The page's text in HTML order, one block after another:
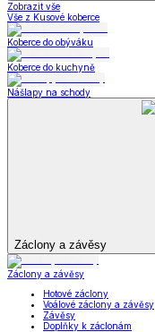
Zobrazit vše
Vše z Kusové koberce
Koberce do obýváku
Koberce do kuchyně
Nášlapy na schody
Záclony a závěsy
Záclony a závěsy
Hotové záclony
Voálové záclony a závěsy
Závěsy
Doplňky k záclonám